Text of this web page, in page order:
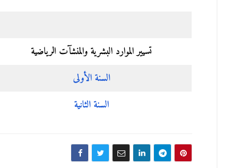
تسيير الموارد البشرية والمنشآت الرياضية
السنة الأولى
السنة الثانية